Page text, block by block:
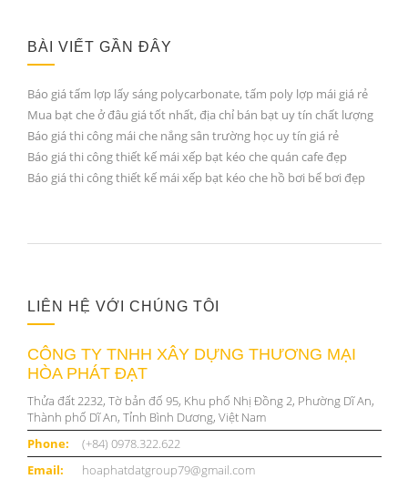
BÀI VIẾT GẦN ĐÂY
Báo giá tấm lợp lấy sáng polycarbonate, tấm poly lợp mái giá rẻ
Mua bạt che ở đâu giá tốt nhất, địa chỉ bán bạt uy tín chất lượng
Báo giá thi công mái che nắng sân trường học uy tín giá rẻ
Báo giá thi công thiết kế mái xếp bạt kéo che quán cafe đẹp
Báo giá thi công thiết kế mái xếp bạt kéo che hồ bơi bể bơi đẹp
LIÊN HỆ VỚI CHÚNG TÔI
CÔNG TY TNHH XÂY DỰNG THƯƠNG MẠI
HÒA PHÁT ĐẠT
Thửa đất 2232, Tờ bản đố 95, Khu phố Nhị Đồng 2, Phường Dĩ An,
Thành phố Dĩ An, Tỉnh Bình Dương, Việt Nam
Phone:
(+84) 0978.322.622
Email:
hoaphatdatgroup79@gmail.com